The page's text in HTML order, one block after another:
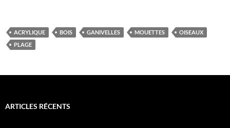
ACRYLIQUE BOIS GANIVELLES MOUETTES
OISEAUX
PLAGE
ARTICLES RÉCENTS